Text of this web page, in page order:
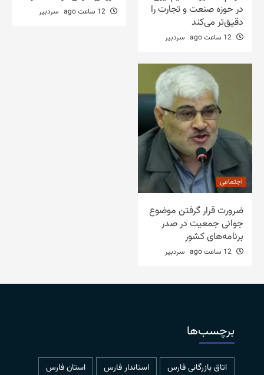
در حوزه صنعت و تجارت را
دقیق‌تر می‌کند
سردبیر
سردبیر
اجتماعی
ضرورت قرار گرفتن موضوع
جوانی جمعیت در صدر
برنامه‌های کشور
سردبیر
برچسب‌ها
اتاق بازرگانی فارس استاندار فارس
استان فارس